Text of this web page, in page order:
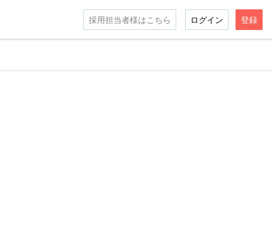
採用担当者様はこちら ログイン 登録